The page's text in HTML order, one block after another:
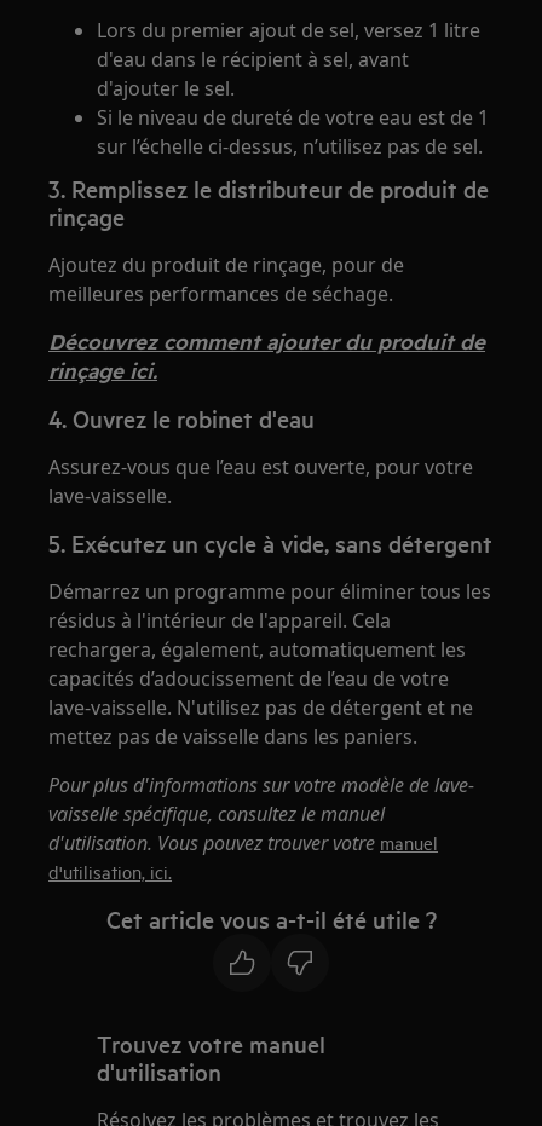
Lors du premier ajout de sel, versez 1 litre
d'eau dans le récipient à sel, avant
d'ajouter le sel.
Si le niveau de dureté de votre eau est de 1
sur l’échelle ci-dessus, n’utilisez pas de sel.
3. Remplissez le distributeur de produit de
rinçage
Ajoutez du produit de rinçage, pour de
meilleures performances de séchage.
Découvrez comment ajouter du produit de
rinçage ici.
4. Ouvrez le robinet d'eau
Assurez-vous que l’eau est ouverte, pour votre
lave-vaisselle.
5. Exécutez un cycle à vide, sans détergent
Démarrez un programme pour éliminer tous les
résidus à l'intérieur de l'appareil. Cela
rechargera, également, automatiquement les
capacités d’adoucissement de l’eau de votre
lave-vaisselle. N'utilisez pas de détergent et ne
mettez pas de vaisselle dans les paniers.
Pour plus d'informations sur votre modèle de lave-
vaisselle spécifique, consultez le manuel
d'utilisation. Vous pouvez trouver votre manuel
d'utilisation, ici.
Cet article vous a-t-il été utile ?
Trouvez votre manuel
d'utilisation
Résolvez les problèmes et trouvez les